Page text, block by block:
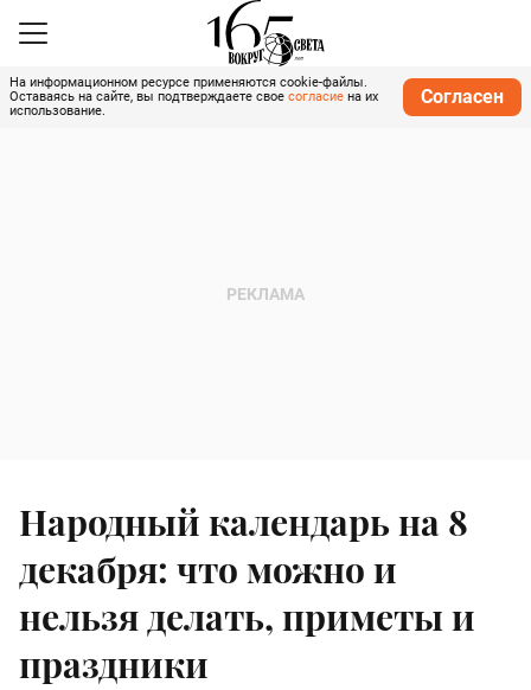
На информационном ресурсе применяются cookie-файлы.
Оставаясь на сайте, вы подтверждаете свое согласие на их
использование.
Согласен
Народный календарь на 8
декабря: что можно и
нельзя делать, приметы и
праздники